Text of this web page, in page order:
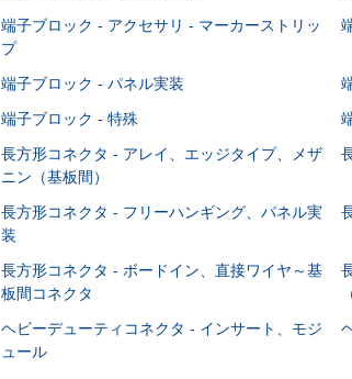
端子ブロック - アクセサリ - マーカーストリッ
プ
端子ブロック - パネル実装
端子ブロック - 特殊
長方形コネクタ - アレイ、エッジタイプ、メザ
ニン（基板間）
長方形コネクタ - フリーハンギング、パネル実
装
長方形コネクタ - ボードイン、直接ワイヤ～基
板間コネクタ
ヘビーデューティコネクタ - インサート、モジ
ュール